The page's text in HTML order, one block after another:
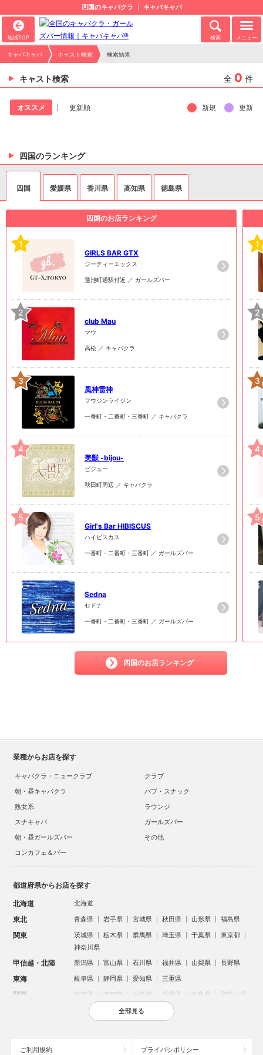
四国のキャバクラ キャバキャバ
地域TOP 検索 メニュー
キャバキャバ キャスト検索 検索結果
キャスト検索 全 0 件
オススメ 更新順 新規 更新
四国のランキング
四国 愛媛県 香川県 高知県 徳島県
四国のお店ランキング
1
GIRLS BAR GTX
ジーティーエックス
蓮池町通駅付近 ／ ガールズバー
2
club Mau
マウ
高松 ／ キャバクラ
3
風神雷神
フウジンライジン
一番町・二番町・三番町 ／ キャバクラ
4
美獣 -bijou-
ビジュー
秋田町周辺 ／ キャバクラ
5
Girl's Bar HIBISCUS
ハイビスカス
一番町・二番町・三番町 ／ ガールズバー
6
Sedna
セドナ
一番町・二番町・三番町 ／ ガールズバー
四国のお店ランキング
1
2
3
4
5
6
業種からお店を探す
キャバクラ・ニュークラブ
クラブ
朝・昼キャバクラ
パブ・スナック
熟女系
ラウンジ
スナキャバ
ガールズバー
朝・昼ガールズバー
その他
コンカフェ＆バー
都道府県からお店を探す
北海道 北海道
東北 青森県 岩手県 宮城県 秋田県 山形県 福島県
関東 茨城県 栃木県 群馬県 埼玉県 千葉県
東京都
神奈川県
甲信越・北陸 新潟県 富山県 石川県 福井県 山梨県 長野県
東海 岐阜県 静岡県 愛知県 三重県
関西 滋賀県 京都府 大阪府 兵庫県 奈良県 和歌山県
鳥取県 島根県 岡山県 広島県
全部見る
ご利用規約 プライバシポリシー